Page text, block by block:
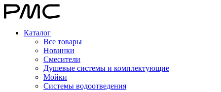
Каталог
Все товары
Новинки
Смесители
Душевые системы и комплектующие
Мойки
Системы водоотведения